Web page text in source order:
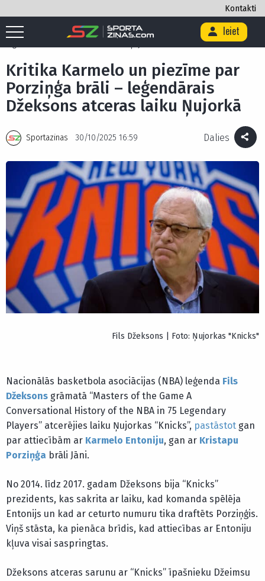
Kontakti
Ieiet
Sākums Basketbols / Kritika Karmelo un piezīme par Porziņģa brāli –
Kritika Karmelo un piezīme par
Porziņģa brāli – leģendārais
Džeksons atceras laiku Ņujorkā
Sportazinas 30/10/2025 16:59 Dalies
Fils Džeksons | Foto: Ņujorkas "Knicks"
Nacionālās basketbola asociācijas (NBA) leģenda Fils
Džeksons grāmatā “Masters of the Game A
Conversational History of the NBA in 75 Legendary
Players” atcerējies laiku Ņujorkas “Knicks”, pastāstot gan
par attiecībām ar Karmelo Entoniju, gan ar Kristapu
Porziņģa brāli Jāni.
No 2014. līdz 2017. gadam Džeksons bija “Knicks”
prezidents, kas sakrita ar laiku, kad komanda spēlēja
Entonijs un kad ar ceturto numuru tika draftēts Porziņģis.
Viņš stāsta, ka pienāca brīdis, kad attiecības ar Entoniju
kļuva visai saspringtas.
Džeksons atceras sarunu ar “Knicks” īpašnieku Džeimsu